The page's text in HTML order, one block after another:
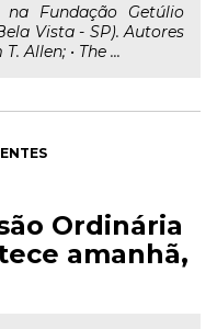
Fundação Getúlio
Vista - SP). Autores
Allen; • The ...
Ordinária
amanhã,